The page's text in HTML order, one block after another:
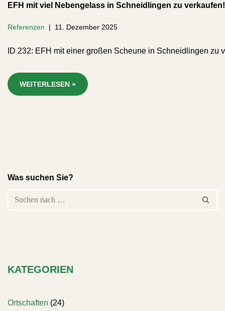
EFH mit viel Nebengelass in Schneidlingen zu verkaufen!
Referenzen 11. Dezember 2025
ID 232: EFH mit einer großen Scheune in Schneidlingen
WEITERLESEN »
Was suchen Sie?
KATEGORIEN
Ortschaften (24)